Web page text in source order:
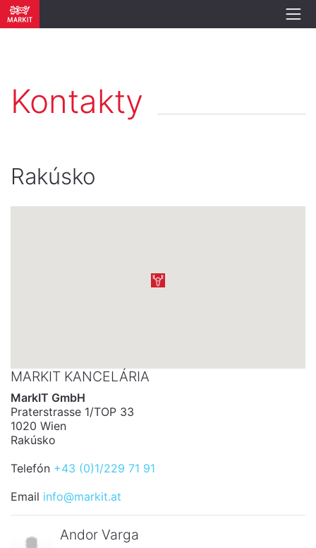
Kontakty
Rakúsko
MARKIT KANCELÁRIA
MarkIT GmbH
Praterstrasse 1/TOP 33
1020 Wien
Rakúsko
Telefón +43 (0)1/229 71 91
Email info@markit.at
Andor Varga